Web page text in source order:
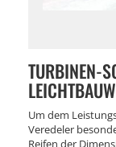
TURBINEN-
Um dem
Veredeler
Reifen der